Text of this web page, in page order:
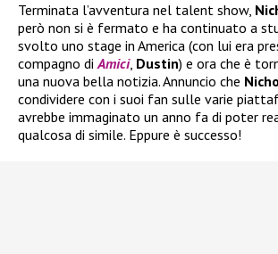
Terminata l’avventura nel talent show,
però non si è fermato e ha continuato a
svolto uno stage in America (con lui era
compagno diAmici, Dustin) e ora che è
una nuova bella notizia. Annuncio che
condividere con i suoi fan sulle varie
avrebbe immaginato un anno fa di poter
qualcosa di simile. Eppure è successo!